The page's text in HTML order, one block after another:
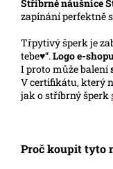
Stříbrné náušnice
zapínání perfektně
Třpytivý šperk je
tebe♥“.Logo e-
I proto může balení
V certifikátu, který
jak o stříbrný šperk
Proč koupit tyto